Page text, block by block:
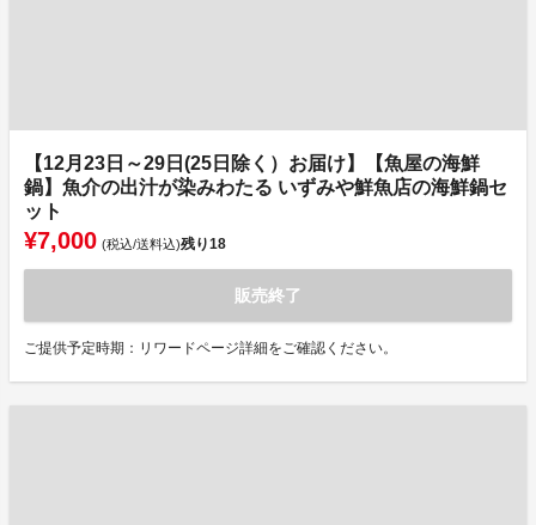
【12月23日～29日(25日除く）お届け】【魚屋の海鮮
鍋】魚介の出汁が染みわたる いずみや鮮魚店の海鮮鍋セ
ット
¥7,000 (税込/送料込)残り18
販売終了
ご提供予定時期：リワードページ詳細をご確認ください。